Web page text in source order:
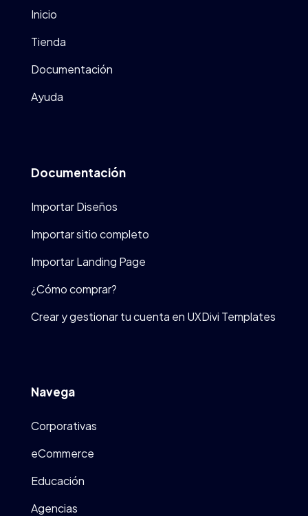
Inicio
Tienda
Documentación
Ayuda
Documentación
Importar Diseños
Importar sitio completo
Importar Landing Page
¿Cómo comprar?
Crear y gestionar tu cuenta en UXDivi Templates
Navega
Corporativas
eCommerce
Educación
Agencias